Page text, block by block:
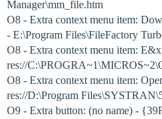
Manager\mm_file.htm
O8 - Extra context menu item:
- E:\Program Files\FileFactory
O8 - Extra context menu item:
res://
O8 - Extra context menu item:
res://D:\Program
O9 - Extra button: (no name) -